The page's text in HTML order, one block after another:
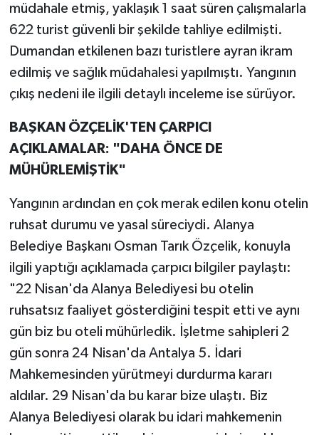
müdahale etmiş, yaklaşık 1 saat süren çalışmalarla
622 turist güvenli bir şekilde tahliye edilmişti.
Dumandan etkilenen bazı turistlere ayran ikram
edilmiş ve sağlık müdahalesi yapılmıştı. Yangının
çıkış nedeni ile ilgili detaylı inceleme ise sürüyor.
BAŞKAN ÖZÇELİK'TEN ÇARPICI
AÇIKLAMALAR: "DAHA ÖNCE DE
MÜHÜRLEMİŞTİK"
Yangının ardından en çok merak edilen konu otelin
ruhsat durumu ve yasal süreciydi. Alanya
Belediye Başkanı Osman Tarık Özçelik, konuyla
ilgili yaptığı açıklamada çarpıcı bilgiler paylaştı:
"22 Nisan'da Alanya Belediyesi bu otelin
ruhsatsız faaliyet gösterdiğini tespit etti ve aynı
gün biz bu oteli mühürledik. İşletme sahipleri 2
gün sonra 24 Nisan'da Antalya 5. İdari
Mahkemesinden yürütmeyi durdurma kararı
aldılar. 29 Nisan'da bu karar bize ulaştı. Biz
Alanya Belediyesi olarak bu idari mahkemenin